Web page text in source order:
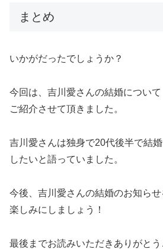
まとめ
いかがだったでしょうか？
今回は、吉川愛さんの結婚について
ご紹介させて頂きました。
吉川愛さんは独身で20代後半で結
したいと語っていました。
今後、吉川愛さんの結婚のお知らせ
楽しみにしましょう！
最後までお読みいただきありがとう